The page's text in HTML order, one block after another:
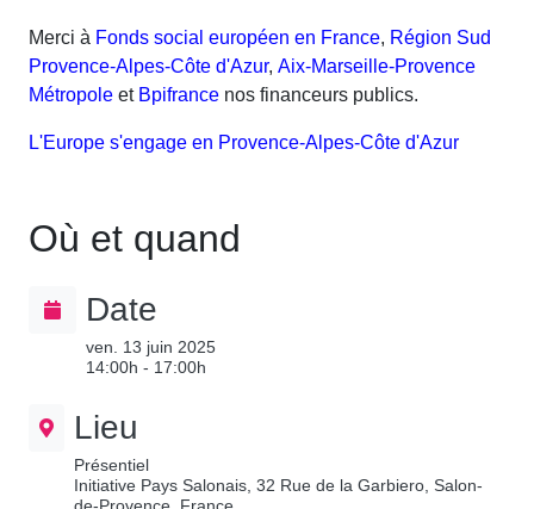
Merci àFonds social européen en France,Région Sud
Provence-Alpes-Côte d'Azur,Aix-Marseille-Provence
MétropoleetBpifrancenos financeurs publics.
L'Europe s'engage en Provence-Alpes-Côte d'Azur
Où et quand
Date
ven. 13 juin 2025
14:00h - 17:00h
Lieu
Présentiel
Initiative Pays Salonais, 32 Rue de la Garbiero, Salon-